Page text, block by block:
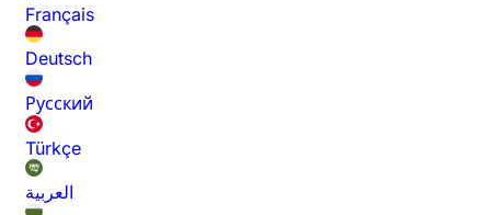
Français
Deutsch
Русский
Türkçe
العربية